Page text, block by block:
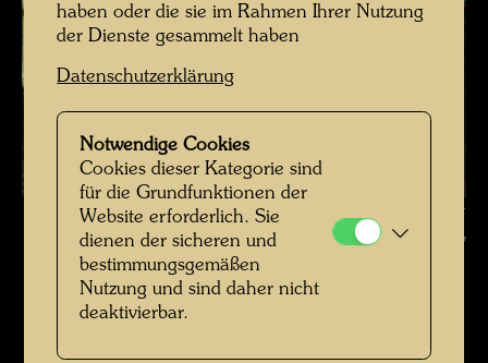
Hundertwassers erster Besuch des Giardino Eden , Fotograf: Unbekannt
Unknown © Hundertwasser Archiv
Hundertwasser in den 1970er-Jahren
haben oder die sie im Rahmen Ihrer Nutzung
der Dienste gesammelt haben
Datenschutzerklärung
Notwendige Cookies
Cookies dieser Kategorie sind
für die Grundfunktionen der
Website erforderlich. Sie
dienen der sicheren und
bestimmungsgemäßen
Nutzung und sind daher nicht
deaktivierbar.